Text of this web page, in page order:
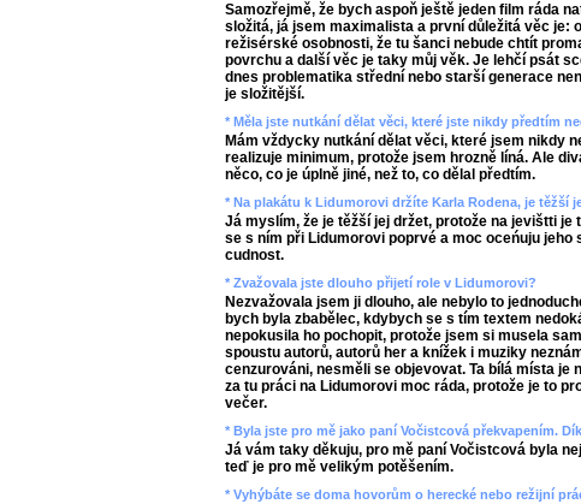
Samozřejmě, že bych aspoň ještě jeden film ráda
složitá, já jsem maximalista a první důležitá věc je:
režisérské osobnosti, že tu šanci nebude chtít
povrchu a další věc je taky můj věk. Je lehčí psát
dnes problematika střední nebo starší generace
je složitější.
* Měla jste nutkání dělat věci, které jste nikdy předtím
Mám vždycky nutkání dělat věci, které jsem nikdy
realizuje minimum, protože jsem hrozně líná. Ale
něco, co je úplně jiné, než to, co dělal předtím.
* Na plakátu k Lidumorovi držíte Karla Rodena, je těžší
Já myslím, že je těžší jej držet, protože na jevištti je
se s ním při Lidumorovi poprvé a moc oceńuju
cudnost.
* Zvažovala jste dlouho přijetí role v Lidumorovi?
Nezvažovala jsem ji dlouho, ale nebylo to
bych byla zbabělec, kdybych se s tím textem
nepokusila ho pochopit, protože jsem si musela
spoustu autorů, autorů her a knížek i muziky
cenzurováni, nesměli se objevovat. Ta bílá místa je
za tu práci na Lidumorovi moc ráda, protože je to
večer.
* Byla jste pro mě jako paní Vočistcová překvapením.
Já vám taky děkuju, pro mě paní Vočistcová byla
teď je pro mě velikým potěšením.
* Vyhýbáte se doma hovorům o herecké nebo režijní